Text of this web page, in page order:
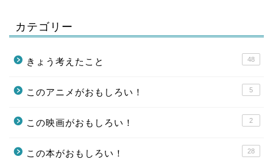
カテゴリー
きょう考えたこと 48
このアニメがおもしろい！ 5
この映画がおもしろい！ 2
この本がおもしろい！ 28